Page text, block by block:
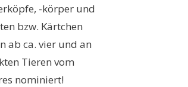
-körper und
bzw. Kärtchen
ab ca. vier und an
Tieren vom
nominiert!